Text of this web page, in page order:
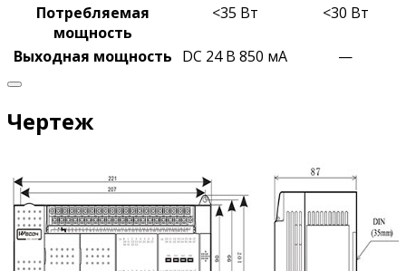
Потребляемая
мощность
<35 Вт <30 Вт
Выходная мощность DC 24 В 850 мА —
Чертеж